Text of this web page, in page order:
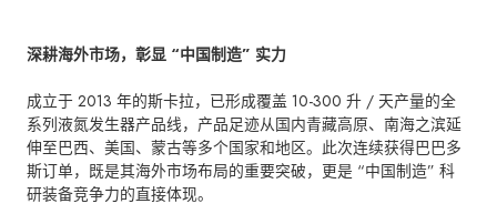
深耕海外市场，彰显 “中国制造” 实力
成立于 2013 年的斯卡拉，已形成覆盖 10-300 升 / 天产量的全
系列液氮发生器产品线，产品足迹从国内青藏高原、南海之滨延
伸至巴西、美国、蒙古等多个国家和地区。此次连续获得巴巴多
斯订单，既是其海外市场布局的重要突破，更是 “中国制造” 科
研装备竞争力的直接体现。